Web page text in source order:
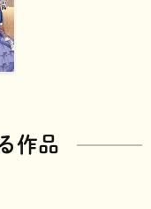
作品